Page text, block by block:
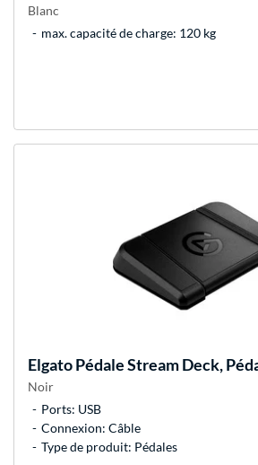
Blanc
max. capacité de charge: 120 kg
ElgatoPédale Stream Deck,
Noir
Ports: USB
Connexion: Câble
Type de produit: Pédales